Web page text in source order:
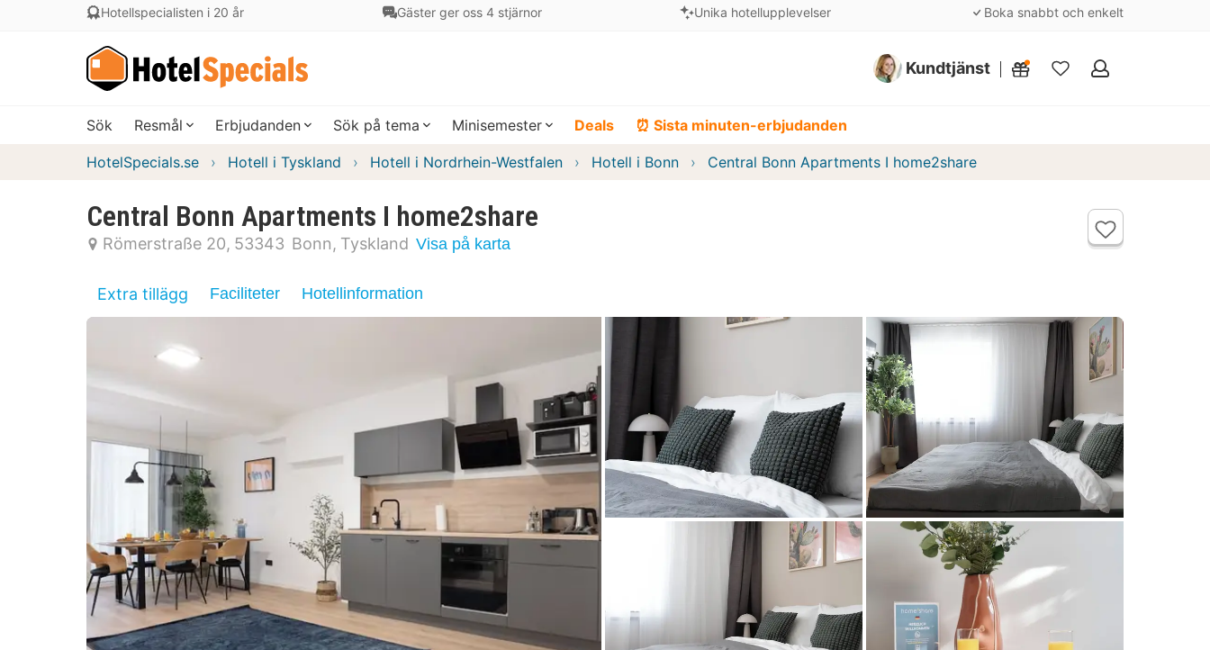
Hotellspecialisten i 20 år Gäster ger oss 4 stjärnor Unika hotellupplevelser Boka snabbt och enkelt
Kundtjänst
Mina
Sök Resmål Erbjudanden Sök på tema Minisemester Deals ⏰ Sista minuten-erbjudanden
HotelSpecials.se Hotell i Tyskland Hotell i Nordrhein-Westfalen Hotell i Bonn Central Bonn Apartments I home2share
Central Bonn Apartments I home2share
Römerstraße 20 53343 Bonn Tyskland Visa på karta
Extra tillägg Faciliteter Hotellinformation